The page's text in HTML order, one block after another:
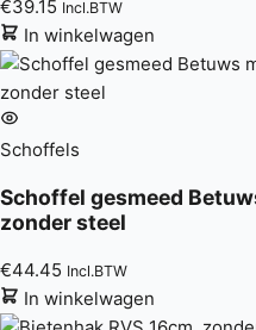
€39.15 Incl.BTW
In winkelwagen
Schoffels
Schoffel gesmeed
zonder steel
€44.45 Incl.BTW
In winkelwagen